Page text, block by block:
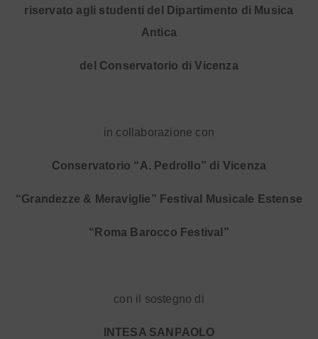
riservato agli studenti del Dipartimento di Musica
Antica
del Conservatorio di Vicenza
in collaborazione con
Conservatorio “A. Pedrollo” di Vicenza
“Grandezze & Meraviglie” Festival Musicale Estense
“Roma Barocco Festival”
con il sostegno di
INTESA SANPAOLO